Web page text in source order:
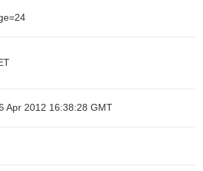
Apr 2012 16:38:28 GMT